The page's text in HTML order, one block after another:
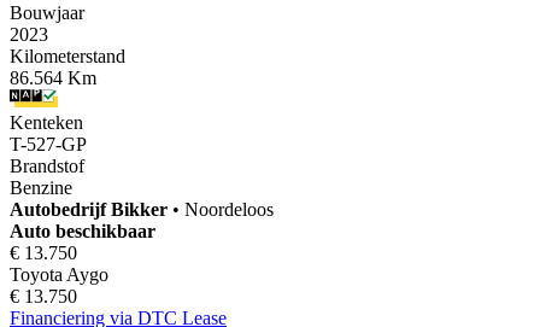
Bouwjaar
2023
Kilometerstand
86.564 Km
Kenteken
T-527-GP
Brandstof
Benzine
AutobedrijfBikker • Noordeloos
Auto beschikbaar
€ 13.750
Toyota Aygo
€ 13.750
Financiering via DTC Lease